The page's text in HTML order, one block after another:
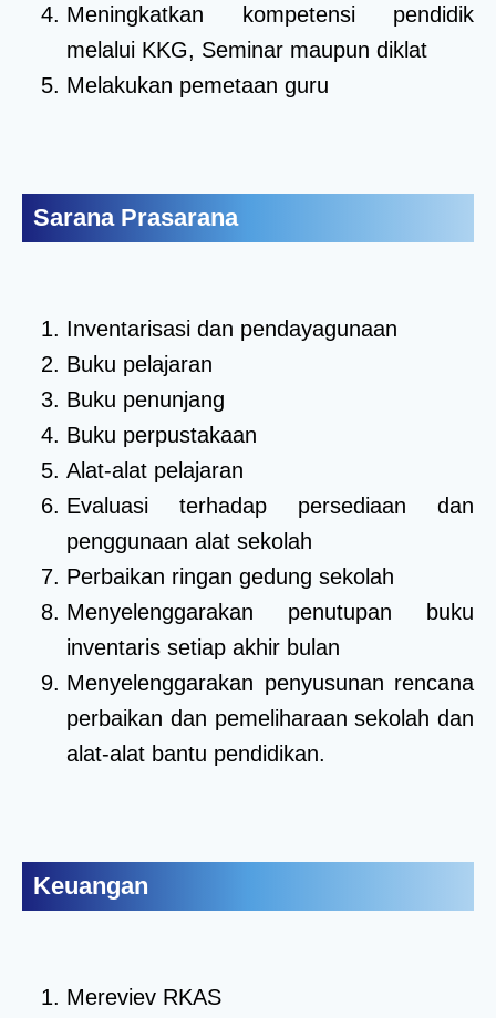
Meningkatkan kompetensi pendidik
melalui KKG, Seminar maupun diklat
Melakukan pemetaan guru
Sarana Prasarana
Inventarisasi dan pendayagunaan
Buku pelajaran
Buku penunjang
Buku perpustakaan
Alat-alat pelajaran
Evaluasi terhadap persediaan dan
penggunaan alat sekolah
Perbaikan ringan gedung sekolah
Menyelenggarakan penutupan buku
inventaris setiap akhir bulan
Menyelenggarakan penyusunan rencana
perbaikan dan pemeliharaan sekolah dan
alat-alat bantu pendidikan.
Keuangan
Mereviev RKAS